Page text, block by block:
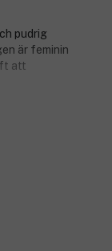
pudrig
är feminin
att